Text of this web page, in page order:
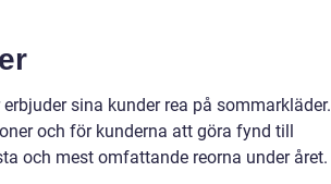
sina kunder rea på sommarkläder.
och för kunderna att göra fynd till
och mest omfattande reorna under året.